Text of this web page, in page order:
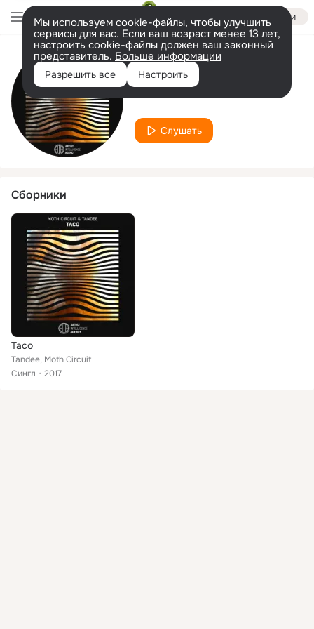
Войти
Мы используем cookie-файлы, чтобы улучшить
сервисы для вас. Если ваш возраст менее 13 лет,
настроить cookie-файлы должен ваш законный
представитель. Больше информации
Разрешить все Настроить
Исполнитель
Tandee
Слушать
Сборники
Taco
Tandee, Moth Circuit
Сингл
2017